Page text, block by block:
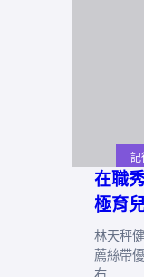
記
在職
極育
林天秤
薦絲帶